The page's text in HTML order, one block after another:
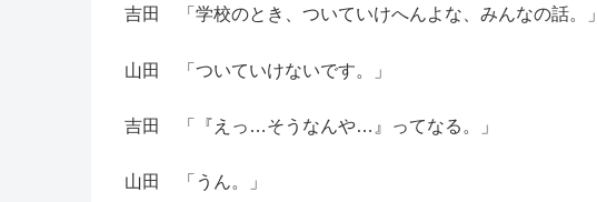
吉田 「学校のとき、ついていけへんよな、みんなの話。」
山田 「ついていけないです。」
吉田 「『えっ…そうなんや…』ってなる。」
山田 「うん。」